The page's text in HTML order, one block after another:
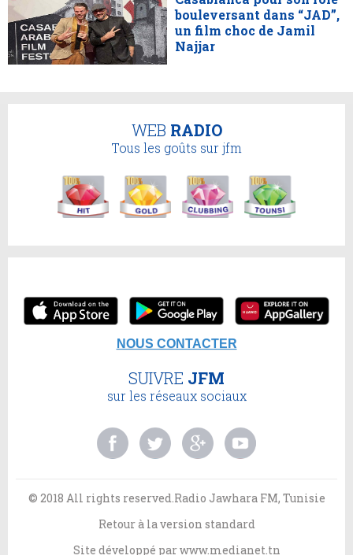
bouleversant dans “JAD”,
un film choc de Jamil
Najjar
WEB RADIO
Tous les goûts sur jfm
NOUS CONTACTER
SUIVRE JFM
sur les réseaux sociaux
© 2018 All rights reserved.Radio Jawhara FM, Tunisie
Retour à la version standard
Site développé parwww.medianet.tn